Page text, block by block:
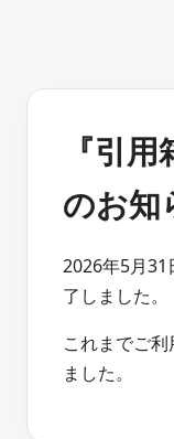
『引
のお知
2026年5月31
了しました。
これまでご
ました。